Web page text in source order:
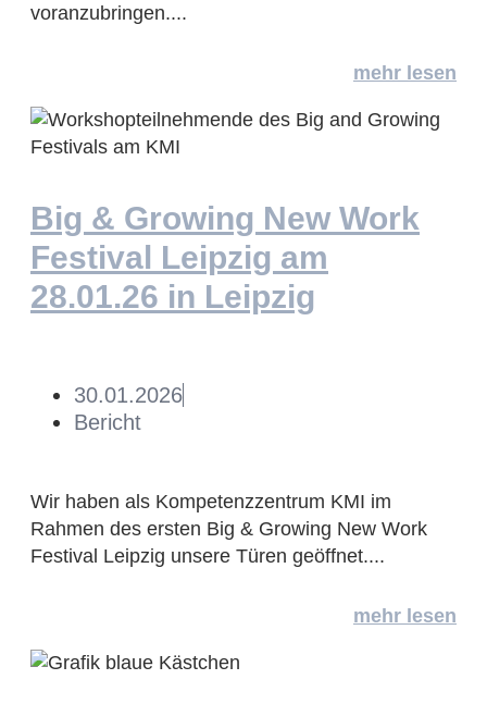
voranzubringen....
mehr lesen
Big & Growing New Work
Festival Leipzig am
28.01.26 in Leipzig
30.01.2026
Bericht
Wir haben als Kompetenzzentrum KMI im
Rahmen des ersten Big & Growing New Work
Festival Leipzig unsere Türen geöffnet....
mehr lesen